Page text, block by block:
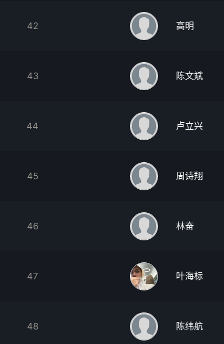
42 高明
43 陈文斌
44 卢立兴
45 周诗翔
46 林奋
47 叶海标
48 陈纬航